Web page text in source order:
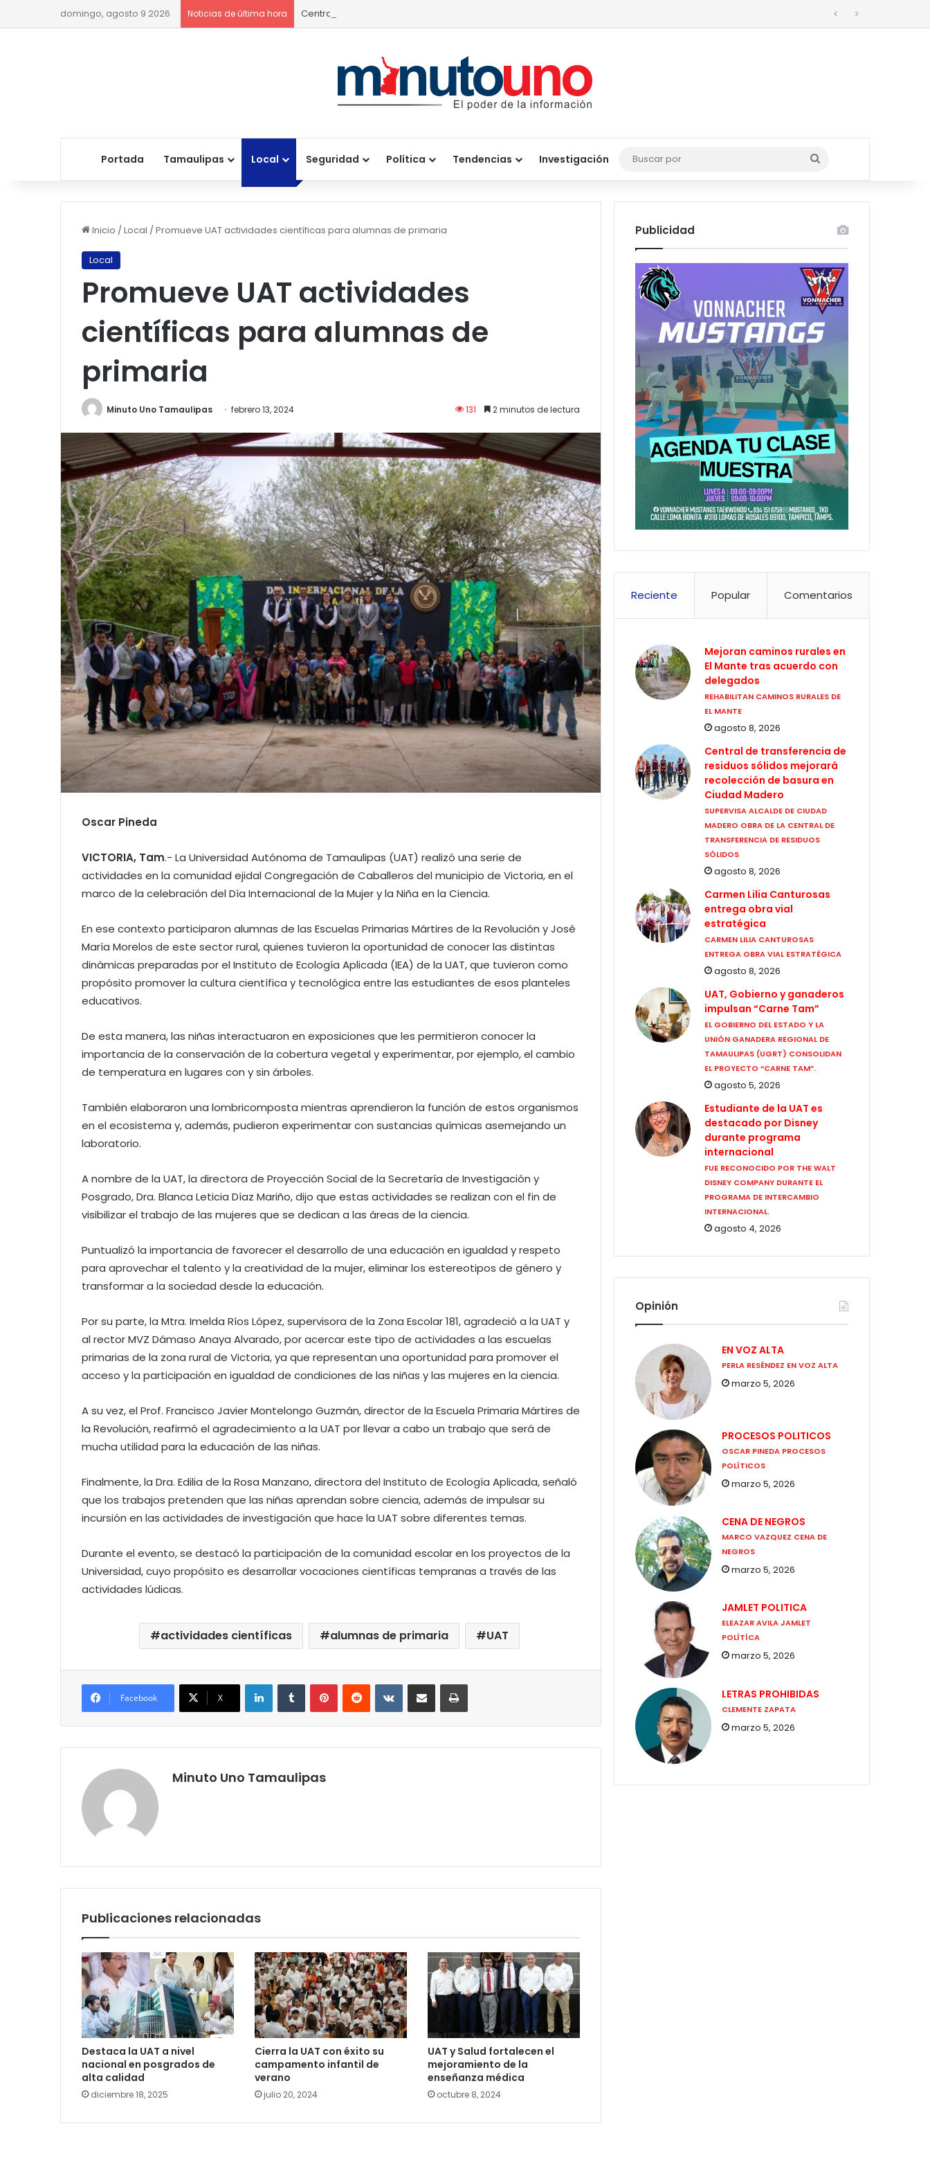
domingo, agosto 9 2026 Noticias de última hora Central de transferencia de residuos sólidos mejorará recolección de basura en Ciudad Madero
Portada Tamaulipas Local Seguridad Política Tendencias Investigación
Buscar
por
Inicio /Local /Promueve UAT actividades científicas para alumnas de primaria
Local
Promueve UAT actividades
científicas para alumnas de
primaria
Minuto Uno Tamaulipas febrero 13, 2024 131 2 minutos de lectura
Oscar Pineda
VICTORIA, Tam.- La Universidad Autónoma de Tamaulipas (UAT) realizó una serie de
actividades en la comunidad ejidal Congregación de Caballeros del municipio de Victoria, en el
marco de la celebración del Día Internacional de la Mujer y la Niña en la Ciencia.
En ese contexto participaron alumnas de las Escuelas Primarias Mártires de la Revolución y José
María Morelos de este sector rural, quienes tuvieron la oportunidad de conocer las distintas
dinámicas preparadas por el Instituto de Ecología Aplicada (IEA) de la UAT, que tuvieron como
propósito promover la cultura científica y tecnológica entre las estudiantes de esos planteles
educativos.
De esta manera, las niñas interactuaron en exposiciones que les permitieron conocer la
importancia de la conservación de la cobertura vegetal y experimentar, por ejemplo, el cambio
de temperatura en lugares con y sin árboles.
También elaboraron una lombricomposta mientras aprendieron la función de estos organismos
en el ecosistema y, además, pudieron experimentar con sustancias químicas asemejando un
laboratorio.
A nombre de la UAT, la directora de Proyección Social de la Secretaría de Investigación y
Posgrado, Dra. Blanca Leticia Díaz Mariño, dijo que estas actividades se realizan con el fin de
visibilizar el trabajo de las mujeres que se dedican a las áreas de la ciencia.
Puntualizó la importancia de favorecer el desarrollo de una educación en igualdad y respeto
para aprovechar el talento y la creatividad de la mujer, eliminar los estereotipos de género y
transformar a la sociedad desde la educación.
Por su parte, la Mtra. Imelda Ríos López, supervisora de la Zona Escolar 181, agradeció a la UAT y
al rector MVZ Dámaso Anaya Alvarado, por acercar este tipo de actividades a las escuelas
primarias de la zona rural de Victoria, ya que representan una oportunidad para promover el
acceso y la participación en igualdad de condiciones de las niñas y las mujeres en la ciencia.
A su vez, el Prof. Francisco Javier Montelongo Guzmán, director de la Escuela Primaria Mártires de
la Revolución, reafirmó el agradecimiento a la UAT por llevar a cabo un trabajo que será de
mucha utilidad para la educación de las niñas.
Finalmente, la Dra. Edilia de la Rosa Manzano, directora del Instituto de Ecología Aplicada, señaló
que los trabajos pretenden que las niñas aprendan sobre ciencia, además de impulsar su
incursión en las actividades de investigación que hace la UAT sobre diferentes temas.
Durante el evento, se destacó la participación de la comunidad escolar en los proyectos de la
Universidad, cuyo propósito es desarrollar vocaciones científicas tempranas a través de las
actividades lúdicas.
actividades científicas alumnas de primaria UAT
Facebook X
LinkedInTumblrPinterestReddit VKontakteCompartir por correo electrónicoImprimir
Minuto Uno Tamaulipas
Publicaciones relacionadas
Destaca la UAT a nivel
nacional en posgrados de
alta calidad
diciembre 18, 2025
Cierra la UAT con éxito su
campamento infantil de
verano
julio 20, 2024
UAT y Salud fortalecen el
mejoramiento de la
enseñanza médica
octubre 8, 2024
Publicidad
Reciente Popular Comentarios
Mejoran caminos rurales en
El Mante tras acuerdo con
delegados
REHABILITAN CAMINOS RURALES DE
EL MANTE
agosto 8, 2026
Central de transferencia de
residuos sólidos mejorará
recolección de basura en
Ciudad Madero
SUPERVISA ALCALDE DE CIUDAD
MADERO OBRA DE LA CENTRAL DE
TRANSFERENCIA DE RESIDUOS
SÓLIDOS
agosto 8, 2026
Carmen Lilia Canturosas
entrega obra vial
estratégica
CARMEN LILIA CANTUROSAS
ENTREGA OBRA VIAL ESTRATÉGICA
agosto 8, 2026
UAT, Gobierno y ganaderos
impulsan “Carne Tam”
EL GOBIERNO DEL ESTADO Y LA
UNIÓN GANADERA REGIONAL DE
TAMAULIPAS (UGRT) CONSOLIDAN
EL PROYECTO “CARNE TAM”.
agosto 5, 2026
Estudiante de la UAT es
destacado por Disney
durante programa
internacional
FUE RECONOCIDO POR THE WALT
DISNEY COMPANY DURANTE EL
PROGRAMA DE INTERCAMBIO
INTERNACIONAL.
agosto 4, 2026
Opinión
EN VOZ ALTA
PERLA RESÉNDEZ EN VOZ ALTA
marzo 5, 2026
PROCESOS POLITICOS
OSCAR PINEDA PROCESOS
POLÍTICOS
marzo 5, 2026
CENA DE NEGROS
MARCO VAZQUEZ CENA DE
NEGROS
marzo 5, 2026
JAMLET POLITICA
ELEAZAR AVILA JAMLET
POLÍTÍCA
marzo 5, 2026
LETRAS PROHIBIDAS
CLEMENTE ZAPATA
marzo 5, 2026